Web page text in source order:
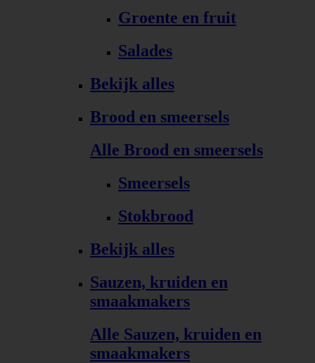
Groente en fruit
Salades
Bekijk alles
Brood en smeersels
Alle Brood en smeersels
Smeersels
Stokbrood
Bekijk alles
Sauzen, kruiden en
smaakmakers
Alle Sauzen, kruiden en
smaakmakers